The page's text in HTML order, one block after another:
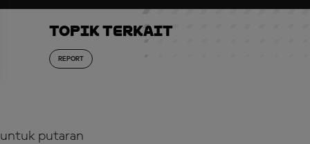
Topik Terkait
REPORT
putaran